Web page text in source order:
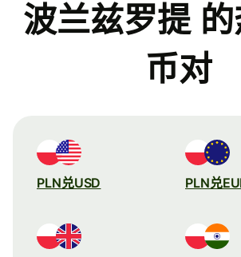
波兰兹罗提
币对
PLN兑USD PLN兑